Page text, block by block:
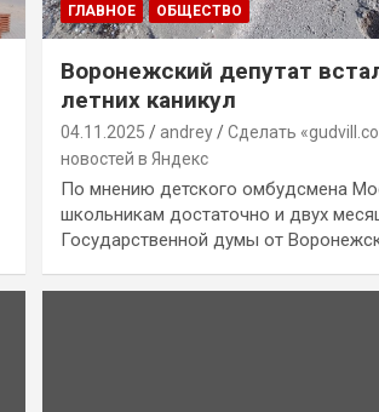
ГЛАВНОЕ ОБЩЕСТВО
Воронежский депутат
летних каникул
04.11.2025 andrey
Сделать
новостей в Яндекс
По мнению детского омбудсмена
школьникам достаточно и двух
Государственной думы от